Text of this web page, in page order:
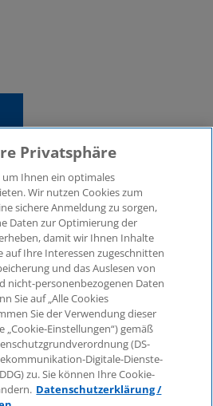
mbH,
Wirtschaftsprüfungsgesellschaft,
under German law and a
organisation of independent
KPMG International Limited, a
Limited by Guarantee. All rights
on the structure of KPMG’s
visit
Privatsphäre
Ihnen ein optimales
Wir nutzen Cookies zum
sichere Anmeldung zu sorgen,
Daten zur Optimierung der
damit wir Ihnen Inhalte
auf Ihre Interessen zugeschnitten
und das Auslesen von
nicht-personenbezogenen Daten
Sie auf „Alle Cookies
Sie der Verwendung dieser
„Cookie-Einstellungen“) gemäß
(DS-
Digitale-Dienste-
zu. Sie können Ihre Cookie-
Datenschutzerklärung /